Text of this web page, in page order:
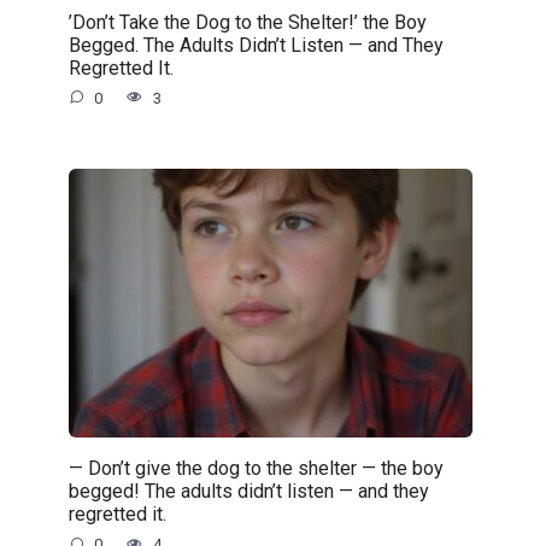
’Don’t Take the Dog to the Shelter!’ the Boy
Begged. The Adults Didn’t Listen — and They
Regretted It.
0 3
— Don’t give the dog to the shelter — the boy
begged! The adults didn’t listen — and they
regretted it.